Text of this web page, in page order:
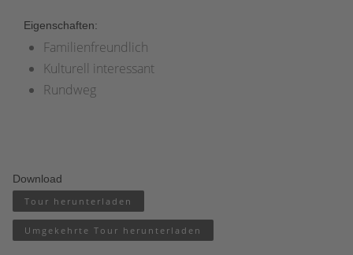
Eigenschaften:
Familienfreundlich
Kulturell interessant
Rundweg
Download
Tour herunterladen
Umgekehrte Tour herunterladen